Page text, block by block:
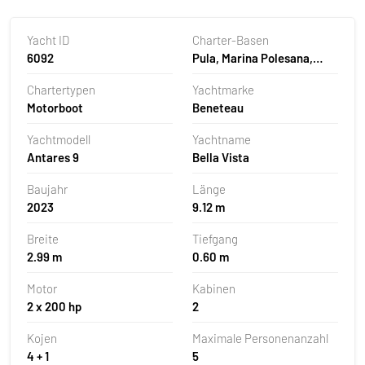
Yacht ID
6092
Charter-Basen
Pula, Marina Polesana,
Chartertypen
Motorboot
Yachtmarke
Beneteau
Yachtmodell
Antares 9
Yachtname
Bella Vista
Baujahr
2023
Länge
9.12 m
Breite
2.99 m
Tiefgang
0.60 m
Motor
2 x 200 hp
Kabinen
2
Kojen
4 + 1
Maximale Personenanzahl
5